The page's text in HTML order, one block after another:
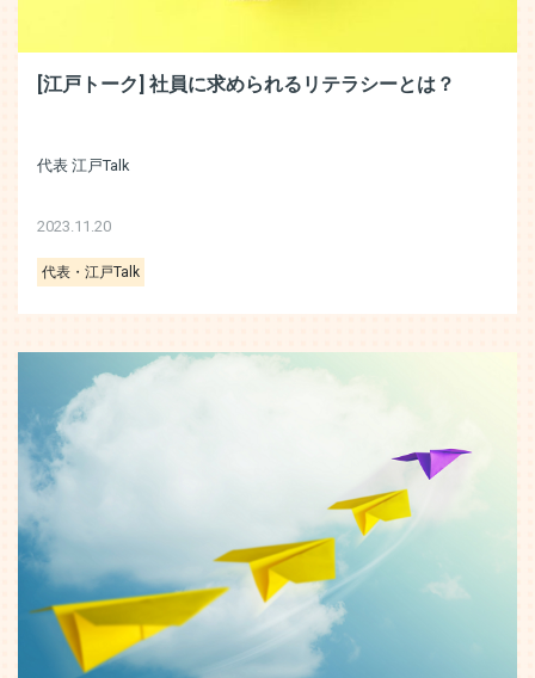
[江戸トーク] 社員に求められるリテラシーとは？
代表 江戸Talk
2023.11.20
代表・江戸Talk